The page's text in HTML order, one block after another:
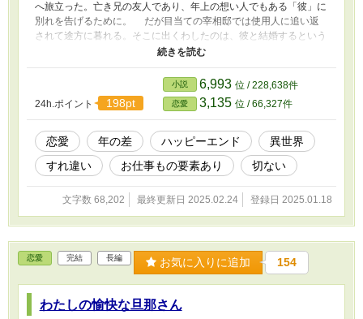
へ旅立った。亡き兄の友人であり、年上の想い人でもある「彼」に
別れを告げるために。 だが目当ての宰相邸では使用人に追い返
されて途方に暮れる。そこに出くわしたのは、彼と結婚するという
噂の美しき令嬢の姿だった――。 新聞と涙 それでも恋をする
あなたの照らす道は祝福《コーデリア》 君のため道に灯りを点け
ておく 話したいことがある 会いたい《クローヴィス》 これ
は、冷血宰相と呼ばれた彼の結婚を巡る、恋のから騒ぎ。最後はハ
ッピーエンドで終わるめでたしめでたしのお話です。 第22回書き
出し祭り参加作品 2025.1.26 女性向けホトラン1位ありがとうござ
います 2025.2.14 後日談を投稿しました
24h.ポイント 198pt
小説 6,993 位 / 228,638件
恋愛 3,135 位 / 66,327件
恋愛 年の差 ハッピーエンド
異世界
すれ違い
お仕事もの要素あり 切ない
文字数 68,202 最終更新日 2025.02.24 登録日 2025.01.18
恋愛 完結 長編 お気に入りに追加 154
わたしの愉快な旦那さん